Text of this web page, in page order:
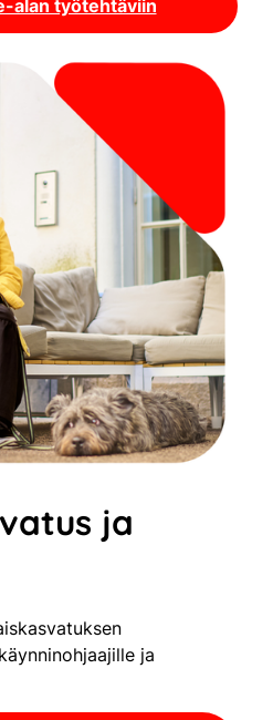
alan työtehtäviin
ja
ja